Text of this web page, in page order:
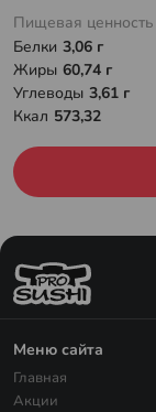
Пищевая ценность
Белки 3,06 г
Жиры 60,74 г
Углеводы 3,61 г
Ккал 573,32
Меню сайта
Главная
Акции